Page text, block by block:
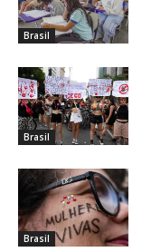
Brasil
Brasil
Brasil